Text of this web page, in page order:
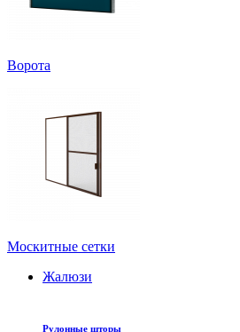
Ворота
Москитные сетки
Жалюзи
Рулонные шторы